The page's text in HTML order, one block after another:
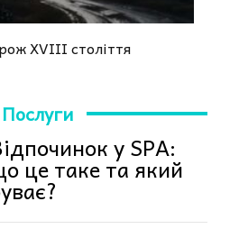
XVIII століття
Послуги
у SPA:
це таке та який